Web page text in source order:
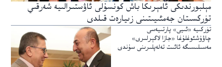
مېلبورندىكى ئامېرىكا باش كونسۇلى ئاۋستىرالىيە شەرقىي
تۈركسىتان جەمئىيىتىنى زىيارەت قىلدى
تۈركىيە «ئىيى» پارتىيەسى
چاۋۇشئوغلۇغا «جازا لاگېرلىرى»
مەسىلىسىگە ئائىت تەلەپلىرىنى سۇندى